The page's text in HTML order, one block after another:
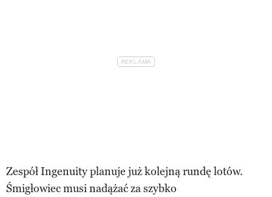
Zespół Ingenuity planuje już kolejną rundę lotów.
Śmigłowiec musi nadążać za szybko